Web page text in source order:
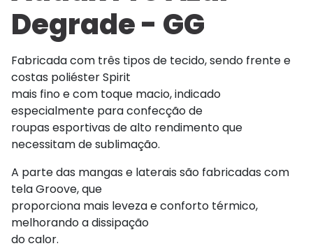
Degrade - GG
Fabricada com três tipos de tecido, sendo frente e
costas poliéster Spirit
mais fino e com toque macio, indicado
especialmente para confecção de
roupas esportivas de alto rendimento que
necessitam de sublimação.
A parte das mangas e laterais são fabricadas com
tela Groove, que
proporciona mais leveza e conforto térmico,
melhorando a dissipação
do calor.